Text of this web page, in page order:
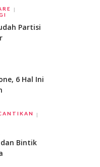
Partisi
6 Hal Ini
Bintik